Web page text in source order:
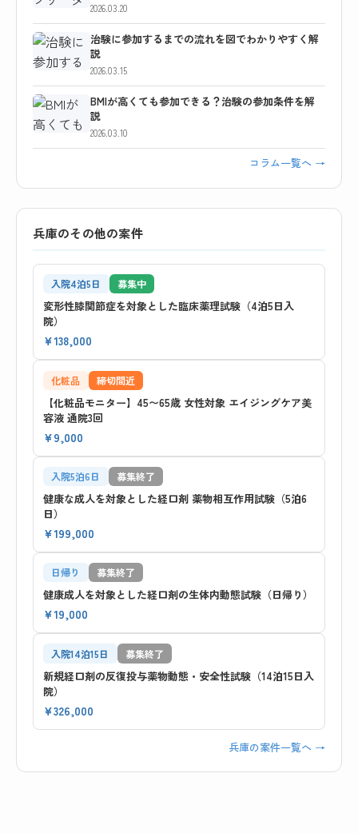
2026.03.20
治験に参加するまでの流れを図でわかりやすく解
説
2026.03.15
BMIが高くても参加できる？治験の参加条件を解
説
2026.03.10
コラム一覧へ →
兵庫のその他の案件
入院4泊5日 募集中
変形性膝関節症を対象とした臨床薬理試験（4泊5日入
院）
¥138,000
化粧品 締切間近
【化粧品モニター】45〜65歳 女性対象 エイジングケア美
容液 通院3回
¥9,000
入院5泊6日 募集終了
健康な成人を対象とした経口剤 薬物相互作用試験（5泊6
日）
¥199,000
日帰り 募集終了
健康成人を対象とした経口剤の生体内動態試験（日帰り）
¥19,000
入院14泊15日 募集終了
新規経口剤の反復投与薬物動態・安全性試験（14泊15日入
院）
¥326,000
兵庫の案件一覧へ →